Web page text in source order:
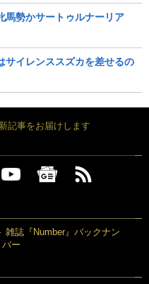
馬勢かサートゥルナーリア
サイレンススズカを差せるの
記事をお届けします
雑誌『Number』バックナン
バー